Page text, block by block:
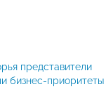
представители
приоритеты